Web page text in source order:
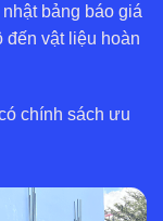
bảng báo giá
đến vật liệu hoàn
chính sách ưu